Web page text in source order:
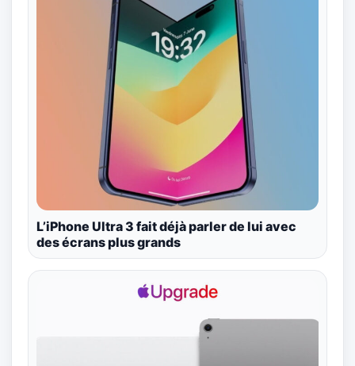
L’iPhone Ultra 3 fait déjà parler de lui avec
des écrans plus grands